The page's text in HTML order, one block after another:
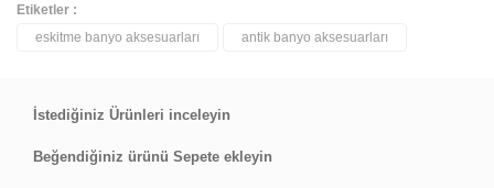
Bu ürüne ilk yorumu siz yapın!
Yorum Yaz
Etiketler :
eskitme banyo aksesuarları
antik banyo aksesuarları
İstediğiniz Ürünleri inceleyin
Beğendiğiniz ürünü Sepete ekleyin